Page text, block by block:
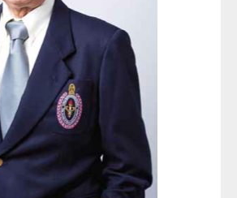
รังสีวิทยา